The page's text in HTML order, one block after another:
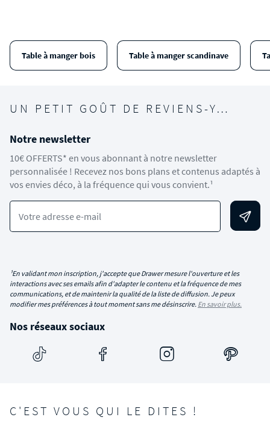
Table à manger bois Table à manger scandinave
UN PETIT GOÛT DE REVIENS-Y…
Notre newsletter
10€ OFFERTS* en vous abonnant à notre newsletter
personnalisée ! Recevez nos bons plans et contenus adaptés à
vos envies déco, à la fréquence qui vous convient.¹
Votre adresse e-mail
¹En validant mon inscription, j'accepte que Drawer mesure l'ouverture et les
interactions avec ses emails afin d'adapter le contenu et la fréquence de mes
communications, et de maintenir la qualité de la liste de diffusion. Je peux
modifier mes préférences à tout moment sans me désinscrire. En savoir plus.
Nos réseaux sociaux
C'EST VOUS QUI LE DITES !